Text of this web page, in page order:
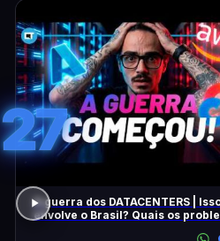
27
A guerra dos DATACENTERS |
envolve o Brasil? Quais os